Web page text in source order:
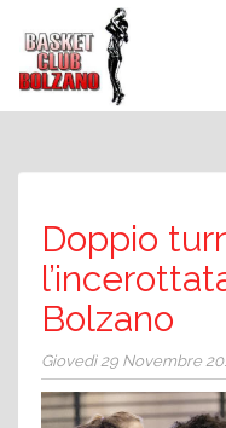
Doppio
Bolzano
Giovedì 29 Novembre